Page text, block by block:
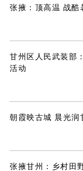
张掖：顶高温 战酷
甘州区人民武装部
活动
朝霞映古城 晨光润
张掖甘州：乡村田